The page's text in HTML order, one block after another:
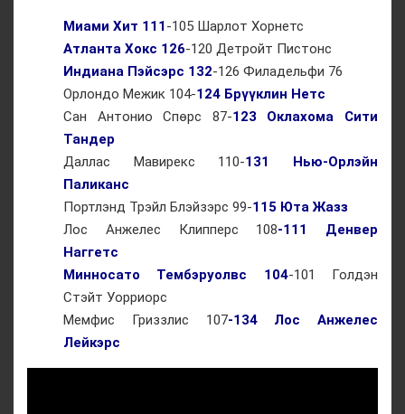
Миами Хит 111-105 Шарлот Хорнетс
Атланта Хокс 126-120 Детройт Пистонс
Индиана Пэйсэрс 132-126 Филадельфи 76
Орлондо Межик 104-124 Брүүклин Нетс
Сан Антонио Спөрс 87-123 Оклахома Сити
Тандер
Даллас Мавирекс 110-131 Нью-Орлэйн
Паликанс
Портлэнд Трэйл Блэйзэрс 99-115 Юта Жазз
Лос Анжелес Клипперс 108-111 Денвер
Наггетс
Минносато Тембэруолвс 104-101 Голдэн
Стэйт Уорриорс
Мемфис Гриззлис 107-134 Лос Анжелес
Лейкэрс